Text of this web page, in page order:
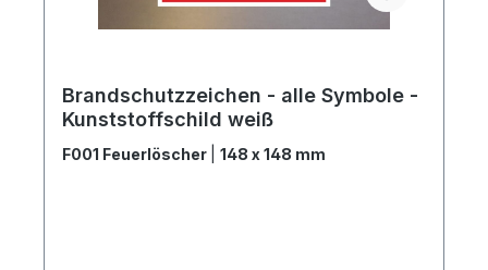
Brandschutzzeichen - alle Symbole -
Kunststoffschild weiß
F001 Feuerlöscher 148 x 148 mm